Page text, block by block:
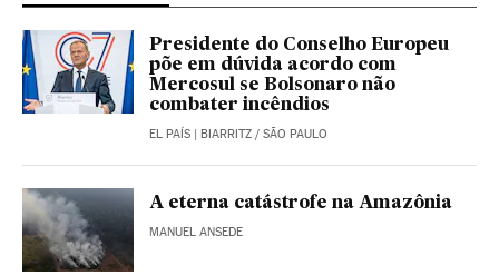
Presidente do Conselho Europeu
põe em dúvida acordo com
Mercosul se Bolsonaro não
combater incêndios
EL PAÍS | BIARRITZ / SÃO PAULO
A eterna catástrofe na Amazônia
MANUEL ANSEDE